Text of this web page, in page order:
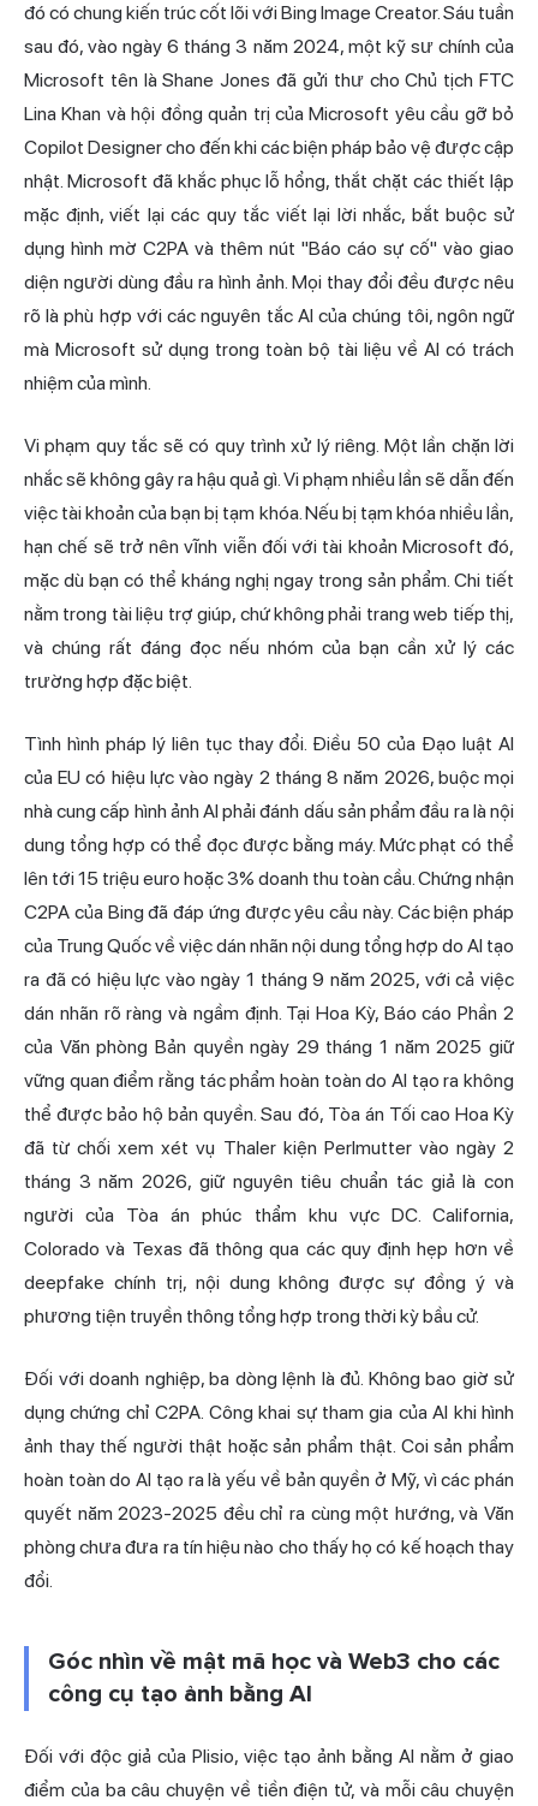
đó có chung kiến trúc cốt lõi với Bing Image Creator. Sáu tuần
sau đó, vào ngày 6 tháng 3 năm 2024, một kỹ sư chính của
Microsoft tên là Shane Jones đã gửi thư cho Chủ tịch FTC
Lina Khan và hội đồng quản trị của Microsoft yêu cầu gỡ bỏ
Copilot Designer cho đến khi các biện pháp bảo vệ được cập
nhật. Microsoft đã khắc phục lỗ hổng, thắt chặt các thiết lập
mặc định, viết lại các quy tắc viết lại lời nhắc, bắt buộc sử
dụng hình mờ C2PA và thêm nút "Báo cáo sự cố" vào giao
diện người dùng đầu ra hình ảnh. Mọi thay đổi đều được nêu
rõ là phù hợp với các nguyên tắc AI của chúng tôi, ngôn ngữ
mà Microsoft sử dụng trong toàn bộ tài liệu về AI có trách
nhiệm của mình.
Vi phạm quy tắc sẽ có quy trình xử lý riêng. Một lần chặn lời
nhắc sẽ không gây ra hậu quả gì. Vi phạm nhiều lần sẽ dẫn đến
việc tài khoản của bạn bị tạm khóa. Nếu bị tạm khóa nhiều lần,
hạn chế sẽ trở nên vĩnh viễn đối với tài khoản Microsoft đó,
mặc dù bạn có thể kháng nghị ngay trong sản phẩm. Chi tiết
nằm trong tài liệu trợ giúp, chứ không phải trang web tiếp thị,
và chúng rất đáng đọc nếu nhóm của bạn cần xử lý các
trường hợp đặc biệt.
Tình hình pháp lý liên tục thay đổi. Điều 50 của Đạo luật AI
của EU có hiệu lực vào ngày 2 tháng 8 năm 2026, buộc mọi
nhà cung cấp hình ảnh AI phải đánh dấu sản phẩm đầu ra là nội
dung tổng hợp có thể đọc được bằng máy. Mức phạt có thể
lên tới 15 triệu euro hoặc 3% doanh thu toàn cầu. Chứng nhận
C2PA của Bing đã đáp ứng được yêu cầu này. Các biện pháp
của Trung Quốc về việc dán nhãn nội dung tổng hợp do AI tạo
ra đã có hiệu lực vào ngày 1 tháng 9 năm 2025, với cả việc
dán nhãn rõ ràng và ngầm định. Tại Hoa Kỳ, Báo cáo Phần 2
của Văn phòng Bản quyền ngày 29 tháng 1 năm 2025 giữ
vững quan điểm rằng tác phẩm hoàn toàn do AI tạo ra không
thể được bảo hộ bản quyền. Sau đó, Tòa án Tối cao Hoa Kỳ
đã từ chối xem xét vụ Thaler kiện Perlmutter vào ngày 2
tháng 3 năm 2026, giữ nguyên tiêu chuẩn tác giả là con
người của Tòa án phúc thẩm khu vực DC. California,
Colorado và Texas đã thông qua các quy định hẹp hơn về
deepfake chính trị, nội dung không được sự đồng ý và
phương tiện truyền thông tổng hợp trong thời kỳ bầu cử.
Đối với doanh nghiệp, ba dòng lệnh là đủ. Không bao giờ sử
dụng chứng chỉ C2PA. Công khai sự tham gia của AI khi hình
ảnh thay thế người thật hoặc sản phẩm thật. Coi sản phẩm
hoàn toàn do AI tạo ra là yếu về bản quyền ở Mỹ, vì các phán
quyết năm 2023-2025 đều chỉ ra cùng một hướng, và Văn
phòng chưa đưa ra tín hiệu nào cho thấy họ có kế hoạch thay
đổi.
Góc nhìn về mật mã học và Web3 cho các
công cụ tạo ảnh bằng AI
Đối với độc giả của Plisio, việc tạo ảnh bằng AI nằm ở giao
điểm của ba câu chuyện về tiền điện tử, và mỗi câu chuyện